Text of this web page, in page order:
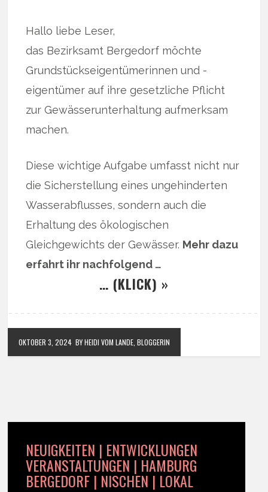
Hallo liebe Leser,
das Bezirksamt Bergedorf möchte
Grundstückseigentümerinnen und -
eigentümer auf ihre gesetzliche Pflicht
zur Gewässerunterhaltung aufmerksam
machen.
Diese wichtige Aufgabe umfasst nicht nur
die Sicherstellung eines ungehinderten
Wasserabflusses, sondern auch die
Erhaltung des ökologischen
Gleichgewichts der Gewässer. Mehr dazu
erfahrt ihr nachfolgend …
… (KLICK) »
OKTOBER 3, 2024 BY HEIDI VOM LANDE, BLOGGERIN
NEUIGKEITEN | ENTWICKLUNGEN
VERANSTALTUNGEN | HAMBURG
BERGEDORF | NISCHEN | LOKAL